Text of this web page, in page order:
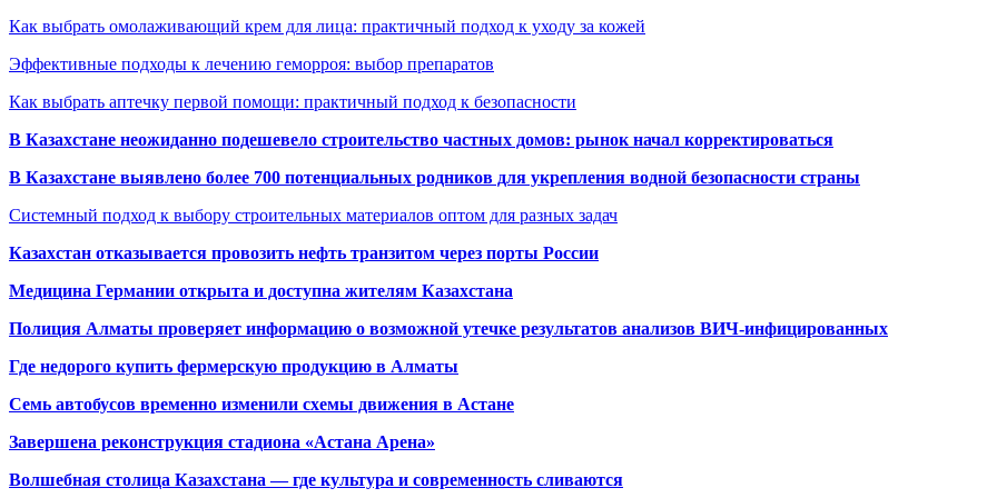
Как выбрать омолаживающий крем для лица: практичный подход к уходу за кожей
Эффективные подходы к лечению геморроя: выбор препаратов
Как выбрать аптечку первой помощи: практичный подход к безопасности
В Казахстане неожиданно подешевело строительство частных домов: рынок начал корректироваться
В Казахстане выявлено более 700 потенциальных родников для укрепления водной безопасности страны
Системный подход к выбору строительных материалов оптом для разных задач
Казахстан отказывается провозить нефть транзитом через порты России
Медицина Германии открыта и доступна жителям Казахстана
Полиция Алматы проверяет информацию о возможной утечке результатов анализов ВИЧ-инфицированных
Где недорого купить фермерскую продукцию в Алматы
Семь автобусов временно изменили схемы движения в Астане
Завершена реконструкция стадиона «Астана Арена»
Волшебная столица Казахстана — где культура и современность сливаются